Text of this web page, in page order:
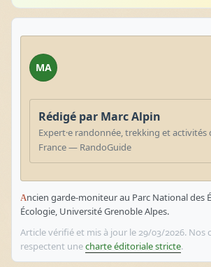
MA
Rédigé par Marc Alpin
Expert·e randonnée, trekking et activités
France — RandoGuide
Ancien garde-moniteur au Parc National des Écrins. Master
Écologie, Université Grenoble Alpes.
Article vérifié et mis à jour le 29/03/2026. Nos contenus
respectent unecharte éditoriale stricte.